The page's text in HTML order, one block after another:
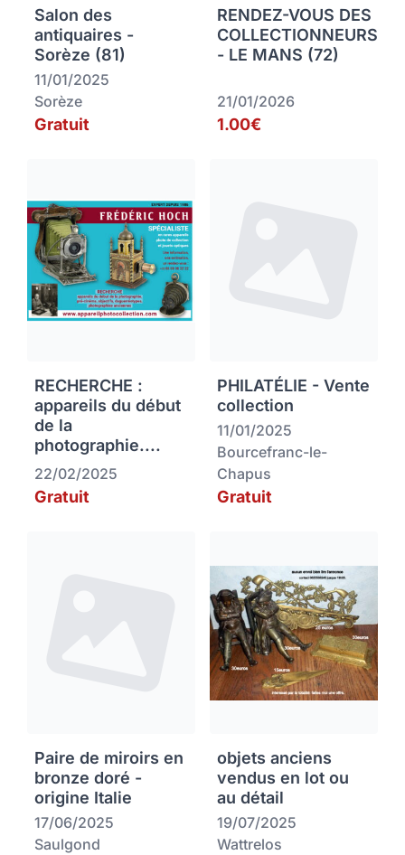
Salon des
antiquaires -
Sorèze (81)
11/01/2025
Sorèze
Gratuit
RENDEZ-VOUS DES
COLLECTIONNEURS
- LE MANS (72)
21/01/2026
1.00€
RECHERCHE :
appareils du début
de la
photographie....
22/02/2025
Gratuit
PHILATÉLIE - Vente
collection
11/01/2025
Bourcefranc-le-
Chapus
Gratuit
Paire de miroirs en
bronze doré -
origine Italie
17/06/2025
Saulgond
objets anciens
vendus en lot ou
au détail
19/07/2025
Wattrelos